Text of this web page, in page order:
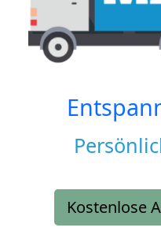
Kostenlose